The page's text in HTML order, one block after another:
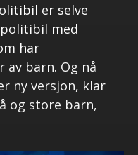
er selve
politibil med
har
barn. Og nå
ny versjon, klar
og store barn,